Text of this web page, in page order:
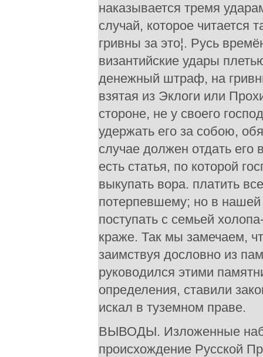
наказывается тремя
случай, которое читается
гривны за это¦. Русь
византийские удары
денежный штраф, на
взятая из Эклоги или
стороне, не у своего
удержать его за собою,
случае должен отдать
есть статья, по которой
выкупать вора. платить
потерпевшему; но в нашей
поступать с семьей
краже. Так мы замечаем,
заимствуя дословно из
руководился этими
определения, ставили
искал в туземном праве.
ВЫВОДЫ. Изложенные
происхождение Русской